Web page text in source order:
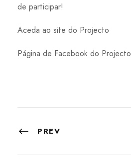
de participar!
Aceda ao site do Projecto
Página de Facebook do Projecto
PREV